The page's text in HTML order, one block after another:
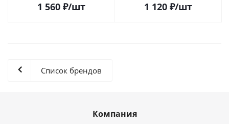
1 560 ₽/шт 1 120 ₽/шт
Список брендов
Компания